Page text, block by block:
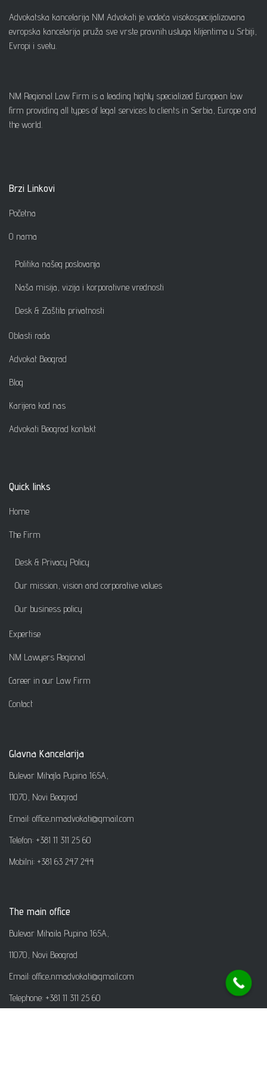
Advokatska kancelarija NM Advokati je vodeća visokospecijalizovana
evropska kancelarija pruža sve vrste pravnih usluga klijentima u Srbiji,
Evropi i svetu.
NM Regional Law Firm is a leading highly specialized European law
firm providing all types of legal services to clients in Serbia, Europe and
the world.
Brzi Linkovi
Početna
O nama
Politika našeg poslovanja
Naša misija, vizija i korporativne vrednosti
Desk & Zaštita privatnosti
Oblasti rada
Advokat Beograd
Blog
Karijera kod nas
Advokati Beograd kontakt
Quick links
Home
The Firm
Desk & Privacy Policy
Our mission, vision and corporative values
Our business policy
Expertise
NM Lawyers Regional
Career in our Law Firm
Contact
Glavna Kancelarija
Bulevar Mihajla Pupina 165A,
11070, Novi Beograd
Email: office.nmadvokati@gmail.com
Telefon: +381 11 311 25 60
Mobilni: +381 63 247 244
The main office
Bulevar Mihaila Pupina 165A,
11070, Novi Beograd
Email: office.nmadvokati@gmail.com
Telephone: +381 11 311 25 60